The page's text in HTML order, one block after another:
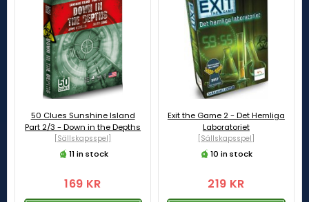
50 Clues Sunshine Island
Part 2/3 - Down in the Depths
[Sällskapsspel]
11 in stock
169 KR
Exit the Game 2 - Det Hemliga
Laboratoriet
[Sällskapsspel]
10 in stock
219 KR